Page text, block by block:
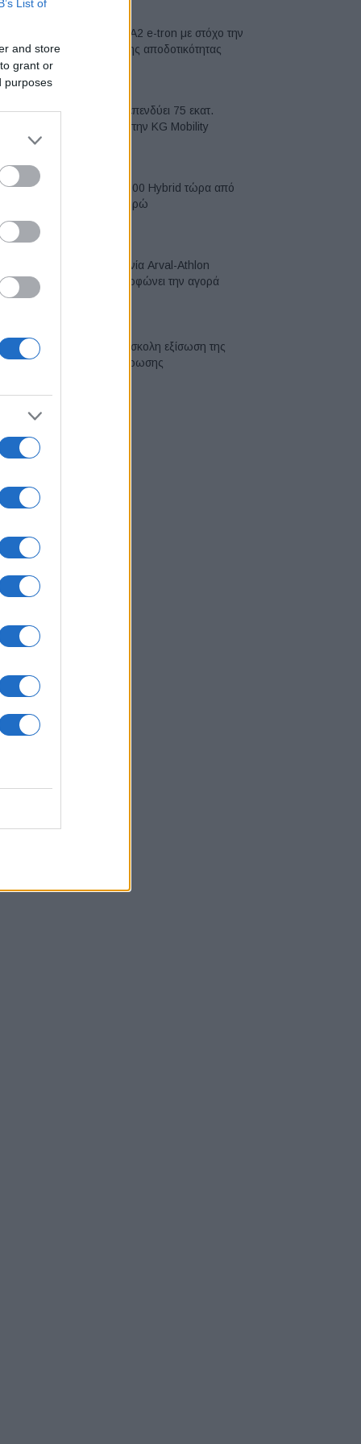
List of
and store
grant or
purposes
Νέο Audi A2 e-tron με στόχο την
κορυφή της αποδοτικότητας
Η Chery επενδύει 75 εκατ.
δολάρια στην KG Mobility
Το FIAT 500 Hybrid τώρα από
18.990 ευρώ
Η συμφωνία Arval-Athlon
αναδιαμορφώνει την αγορά
VW: Η δύσκολη εξίσωση της
αναδιάρθρωσης